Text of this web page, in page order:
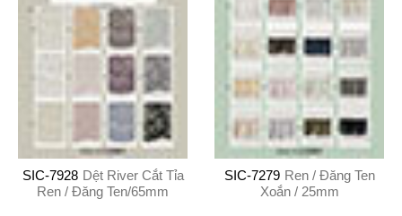
SIC-7928 Dệt River Cắt Tỉa
Ren / Đăng Ten/65mm
SIC-7279 Ren / Đăng Ten
Xoắn / 25mm